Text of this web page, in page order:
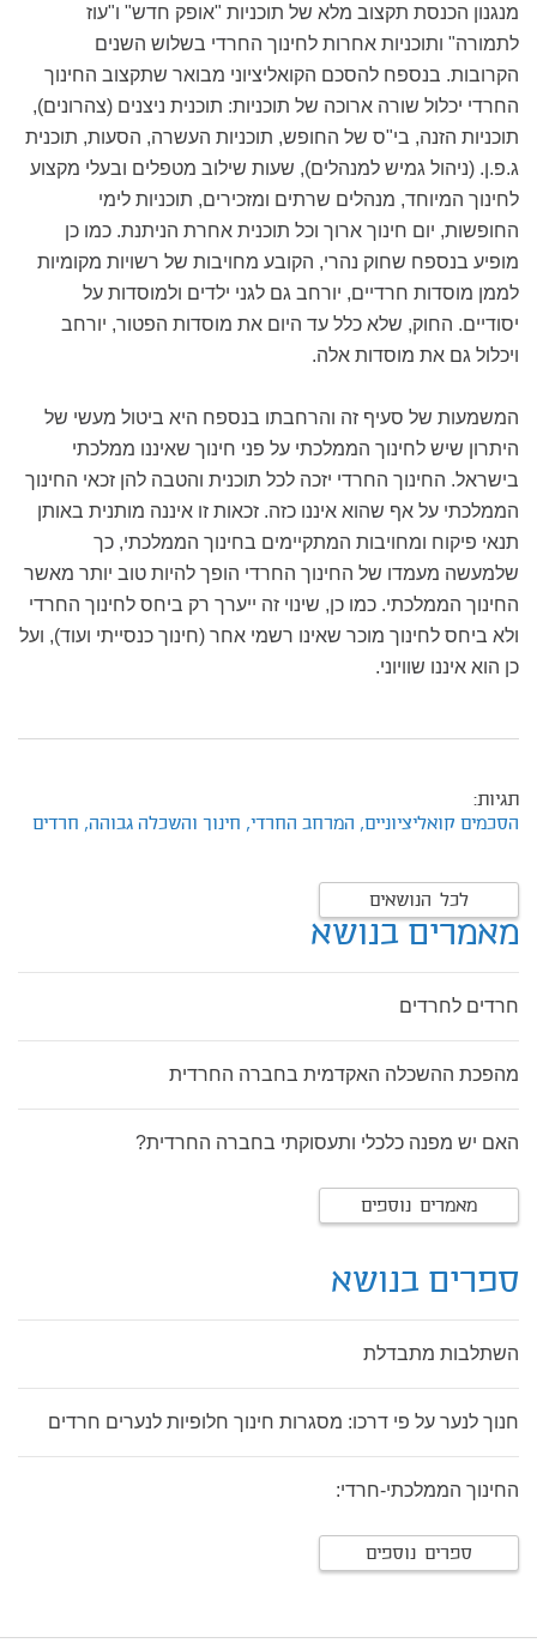
מנגנון הכנסת תקצוב מלא של תוכניות "אופק חדש" ו"עוז
לתמורה" ותוכניות אחרות לחינוך החרדי בשלוש השנים
הקרובות. בנספח להסכם הקואליציוני מבואר שתקצוב החינוך
החרדי יכלול שורה ארוכה של תוכניות: תוכנית ניצנים (צהרונים),
תוכניות הזנה, בי"ס של החופש, תוכניות העשרה, הסעות, תוכנית
ג.פ.ן. (ניהול גמיש למנהלים), שעות שילוב מטפלים ובעלי מקצוע
לחינוך המיוחד, מנהלים שרתים ומזכירים, תוכניות לימי
החופשות, יום חינוך ארוך וכל תוכנית אחרת הניתנת. כמו כן
מופיע בנספח שחוק נהרי, הקובע מחויבות של רשויות מקומיות
לממן מוסדות חרדיים, יורחב גם לגני ילדים ולמוסדות על
יסודיים. החוק, שלא כלל עד היום את מוסדות הפטור, יורחב
ויכלול גם את מוסדות אלה.
המשמעות של סעיף זה והרחבתו בנספח היא ביטול מעשי של
היתרון שיש לחינוך הממלכתי על פני חינוך שאיננו ממלכתי
בישראל. החינוך החרדי יזכה לכל תוכנית והטבה להן זכאי החינוך
הממלכתי על אף שהוא איננו כזה. זכאות זו איננה מותנית באותן
תנאי פיקוח ומחויבות המתקיימים בחינוך הממלכתי, כך
שלמעשה מעמדו של החינוך החרדי הופך להיות טוב יותר מאשר
החינוך הממלכתי. כמו כן, שינוי זה ייערך רק ביחס לחינוך החרדי
ולא ביחס לחינוך מוכר שאינו רשמי אחר (חינוך כנסייתי ועוד), ועל
כן הוא איננו שוויוני.
תגיות:
הסכמים קואליציוניים, המרחב החרדי, חינוך והשכלה גבוהה, חרדים
לכל הנושאים
מאמרים בנושא
חרדים לחרדים
מהפכת ההשכלה האקדמית בחברה החרדית
האם יש מפנה כלכלי ותעסוקתי בחברה החרדית?
מאמרים נוספים
ספרים בנושא
השתלבות מתבדלת
חנוך לנער על פי דרכו: מסגרות חינוך חלופיות לנערים חרדים
החינוך הממלכתי-חרדי:
ספרים נוספים